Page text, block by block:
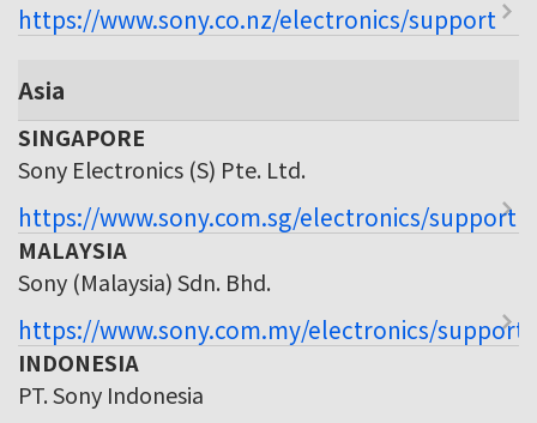
https://www.sony.co.nz/electronics/support
Asia
SINGAPORE
Sony Electronics (S) Pte. Ltd.
https://www.sony.com.sg/electronics/support
MALAYSIA
Sony (Malaysia) Sdn. Bhd.
https://www.sony.com.my/electronics/support
INDONESIA
PT. Sony Indonesia